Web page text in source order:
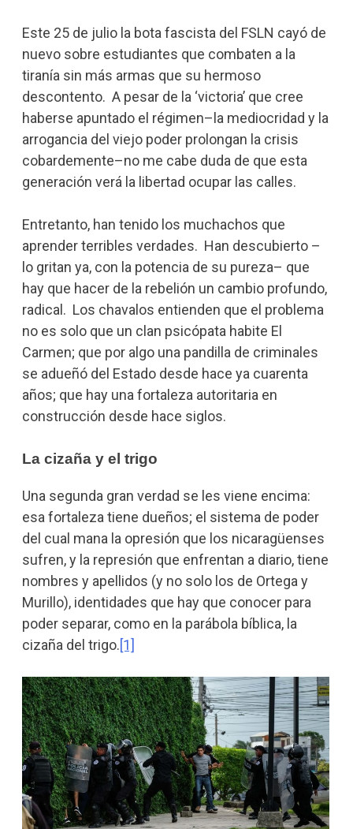
Este 25 de julio la bota fascista del FSLN cayó de
nuevo sobre estudiantes que combaten a la
tiranía sin más armas que su hermoso
descontento. A pesar de la ‘victoria’ que cree
haberse apuntado el régimen–la mediocridad y la
arrogancia del viejo poder prolongan la crisis
cobardemente–no me cabe duda de que esta
generación verá la libertad ocupar las calles.
Entretanto, han tenido los muchachos que
aprender terribles verdades. Han descubierto –
lo gritan ya, con la potencia de su pureza– que
hay que hacer de la rebelión un cambio profundo,
radical. Los chavalos entienden que el problema
no es solo que un clan psicópata habite El
Carmen; que por algo una pandilla de criminales
se adueñó del Estado desde hace ya cuarenta
años; que hay una fortaleza autoritaria en
construcción desde hace siglos.
La cizaña y el trigo
Una segunda gran verdad se les viene encima:
esa fortaleza tiene dueños; el sistema de poder
del cual mana la opresión que los nicaragüenses
sufren, y la represión que enfrentan a diario, tiene
nombres y apellidos (y no solo los de Ortega y
Murillo), identidades que hay que conocer para
poder separar, como en la parábola bíblica, la
cizaña del trigo.[1]